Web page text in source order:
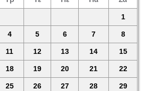
1
4 5 6 7 8
11 12 13 14 15
18 19 20 21 22
25 26 27 28 29